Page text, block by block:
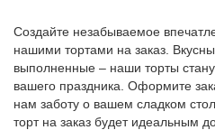
Создайте незабываемое
нашими тортами на заказ.
выполненные – наши торты
вашего праздника. Оформите
нам заботу о вашем сладком
торт на заказ будет идеальным